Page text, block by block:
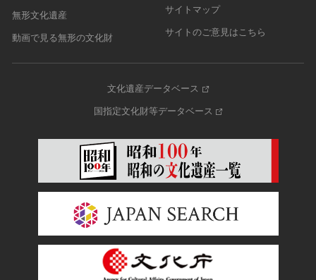
無形文化遺産
動画で見る無形の文化財
サイトマップ
サイトのご意見はこちら
文化遺産データベース
国指定文化財等データベース